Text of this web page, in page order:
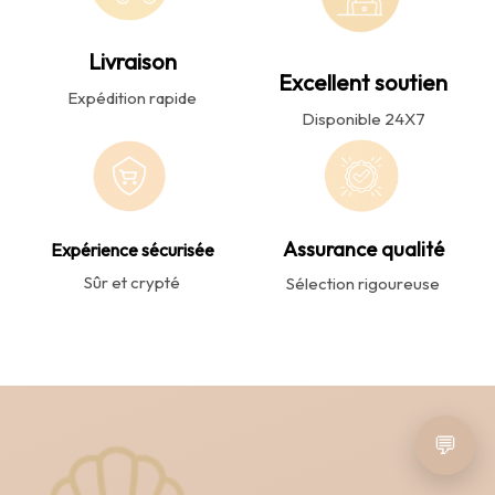
Livraison
Expédition rapide
Excellent soutien
Disponible 24X7
Expérience sécurisée
Sûr et crypté
Assurance qualité
Sélection rigoureuse
💬